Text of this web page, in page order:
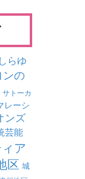
しらゆ
ンの
サトーカ
レーシ
ンズ
芸能
ア
区 城